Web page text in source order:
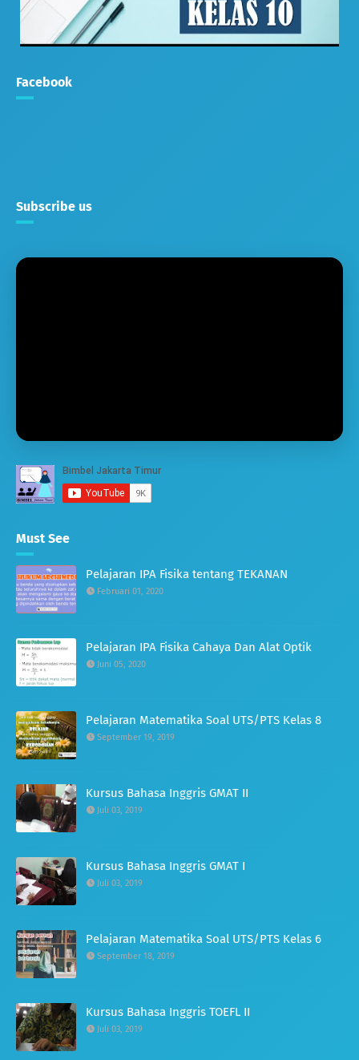
Facebook
Subscribe us
Must See
Pelajaran IPA Fisika tentang TEKANAN
Februari 01, 2020
Pelajaran IPA Fisika Cahaya Dan Alat Optik
Juni 05, 2020
Pelajaran Matematika Soal UTS/PTS Kelas 8
September 19, 2019
Kursus Bahasa Inggris GMAT II
Juli 03, 2019
Kursus Bahasa Inggris GMAT I
Juli 03, 2019
Pelajaran Matematika Soal UTS/PTS Kelas 6
September 18, 2019
Kursus Bahasa Inggris TOEFL II
Juli 03, 2019